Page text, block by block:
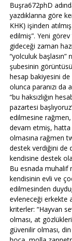
Buşra672phD
yazdıklarına göre
KHK) işinden
edilmiş”. Yeni
gideceği zaman
“yolculuk başlasın”
şubesinin
hesap bakiyesini
olunca paranızı da
“bu haksızlığın
pazartesi
edilmesine rağmen,
devam etmiş, hatta
olmasına rağmen
destek verdiğini de
kendisine destek
Bu esnada muhalif
kendisinin evli ve
edilmesinden
evleneceği erkekte
kriterler: “Hayvan
olması, at
güvenilir olması,